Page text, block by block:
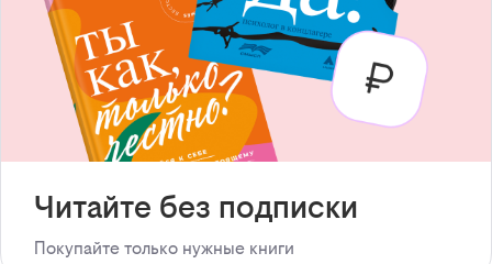
Читайте без подписки
Покупайте только нужные книги